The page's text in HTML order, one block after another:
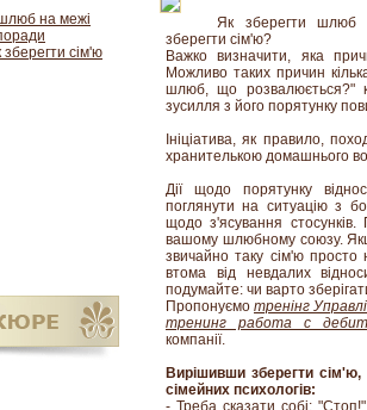
Як зберегти шлюб
зберегти сім'ю?
Важко визначити, яка
Можливо таких причин
шлюб, що
зусилля з його порятунку
Ініціатива, як правило,
хранителькою домашнього
Дії щодо порятунку
поглянути на ситуацію з
щодо з'ясування
вашому шлюбному союзу.
звичайно таку сім'ю
втома від невдалих
подумайте: чи варто
Пропонуємо тренінг
тренинг работа с
компанії.
Вирішивши зберегти
сімейних психологів:
- Треба сказати собі:
на межі
сім'ю